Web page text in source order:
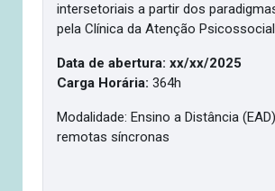
intersetoriais a partir dos
pela Clínica da Atenção
Data de abertura: xx/xx/2025
Carga Horária: 364h
Modalidade: Ensino a Distância
remotas síncronas